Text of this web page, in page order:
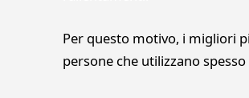
Per questo motivo, i migliori
persone che utilizzano